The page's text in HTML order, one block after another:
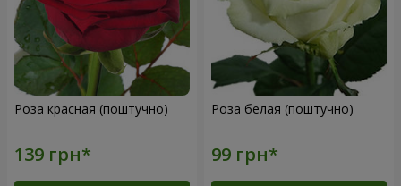
Роза красная (поштучно) Роза белая (поштучно)